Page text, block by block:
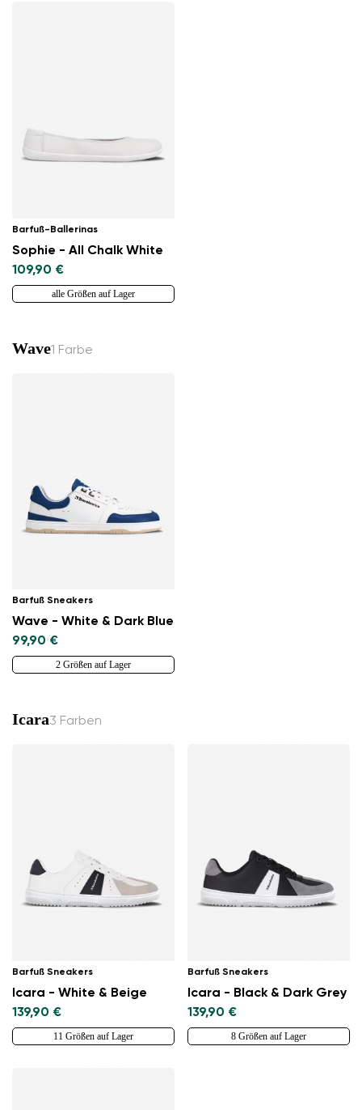
Barfuß-Ballerinas
Sophie - All Chalk White
109,90 €
alle Größen auf Lager
Wave1 Farbe
Barfuß Sneakers
Wave - White & Dark Blue
99,90 €
2 Größen auf Lager
Icara3 Farben
Barfuß Sneakers
Icara - White & Beige
139,90 €
11 Größen auf Lager
Barfuß Sneakers
Icara - Black & Dark Grey
139,90 €
8 Größen auf Lager